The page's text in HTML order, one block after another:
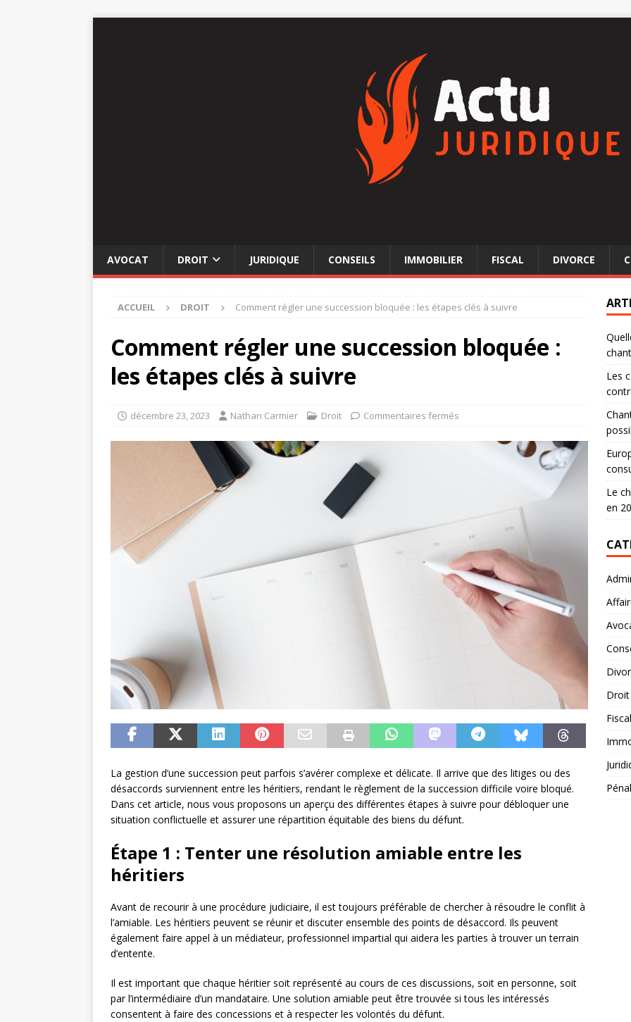
AVOCAT DROIT JURIDIQUE CONSEILS IMMOBILIER FISCAL DIVORCE
ACCUEIL DROIT Comment régler une succession bloquée : les étapes clés à suivre
Comment régler une succession bloquée :
les étapes clés à suivre
décembre 23, 2023 Nathan Carmier Droit Commentaires fermés
La gestion d’une succession peut parfois s’avérer complexe et délicate. Il arrive que des litiges ou des
désaccords surviennent entre les héritiers, rendant le règlement de la succession difficile voire bloqué.
Dans cet article, nous vous proposons un aperçu des différentes étapes à suivre pour débloquer une
situation conflictuelle et assurer une répartition équitable des biens du défunt.
Étape 1 : Tenter une résolution amiable entre les
héritiers
Avant de recourir à une procédure judiciaire, il est toujours préférable de chercher à résoudre le conflit à
l’amiable. Les héritiers peuvent se réunir et discuter ensemble des points de désaccord. Ils peuvent
également faire appel à un médiateur, professionnel impartial qui aidera les parties à trouver un terrain
d’entente.
Il est important que chaque héritier soit représenté au cours de ces discussions, soit en personne, soit
par l’intermédiaire d’un mandataire. Une solution amiable peut être trouvée si tous les intéressés
consentent à faire des concessions et à respecter les volontés du défunt.
Les
Le
en
Droit
Fiscal
Pénal